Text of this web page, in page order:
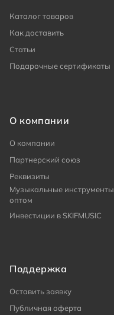
Каталог товаров
Как доставить
Статьи
Подарочные сертификаты
О компании
О компании
Партнерский союз
Реквизиты
Музыкальные инструменты
оптом
Инвестиции в SKIFMUSIC
Поддержка
Оставить заявку
Публичная оферта